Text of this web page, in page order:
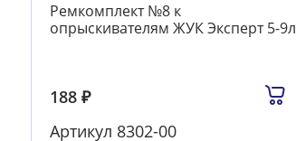
Ремкомплект №8 к
опрыскивателям ЖУК Эксперт 5-9л
188 ₽
Артикул 8302-00